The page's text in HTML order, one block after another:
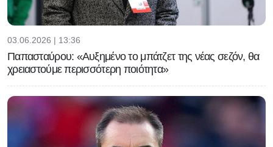
03.06.2026 | 13:36
Παπασταύρου: «Αυξημένο το μπάτζετ της νέας σεζόν, θα
χρειαστούμε περισσότερη ποιότητα»